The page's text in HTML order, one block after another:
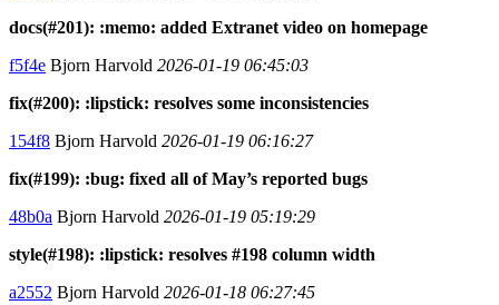
docs(#201): :memo: added Extranet video on homepage
f5f4e Bjorn Harvold 2026-01-19 06:45:03
fix(#200): :lipstick: resolves some inconsistencies
154f8 Bjorn Harvold 2026-01-19 06:16:27
fix(#199): :bug: fixed all of May’s reported bugs
48b0a Bjorn Harvold 2026-01-19 05:19:29
style(#198): :lipstick: resolves #198 column width
a2552 Bjorn Harvold 2026-01-18 06:27:45